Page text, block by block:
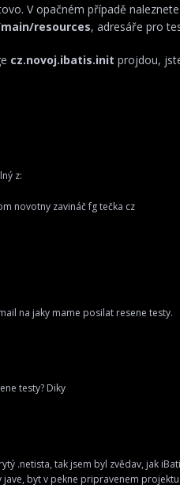
V opačném případě
resources, adresáře pro
cz.novoj.ibatis.init projdou,
z:
novotny zavináč fg tečka cz
na jaky mame posilat resene testy.
testy? Diky
.netista, tak jsem byl zvědav, jak
jave, byt v pekne pripravenem